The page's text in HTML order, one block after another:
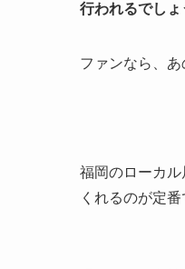
行われるでしょ
ファンなら、
福岡のローカ
くれるのが定番